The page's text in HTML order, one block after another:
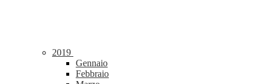
2019
Gennaio
Febbraio